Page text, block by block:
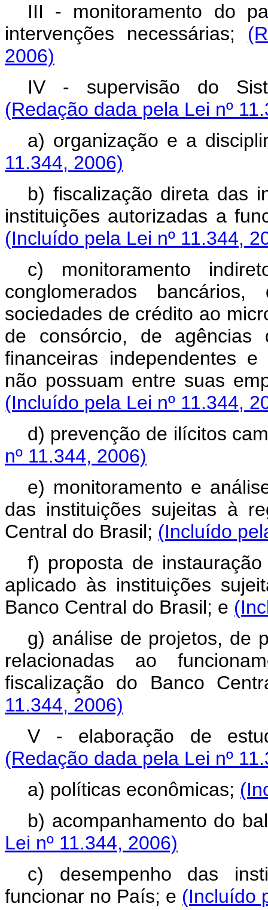
III - monitoramento do
intervenções necessárias;
2006)
IV - supervisão do
(Redação dada pela Lei nº
a) organização e a
11.344, 2006)
b) fiscalização direta das
instituições autorizadas a
(Incluído pela Lei nº 11.344,
c) monitoramento
conglomerados
sociedades de crédito ao
de consórcio, de agências
financeiras independentes
não possuam entre suas
(Incluído pela Lei nº 11.344,
d) prevenção de ilícitos
nº 11.344, 2006)
e) monitoramento e
das instituições sujeitas à
Central do Brasil; (Incluído
f) proposta de
aplicado às instituições
Banco Central do Brasil; e
g) análise de projetos, de
relacionadas ao
fiscalização do Banco
11.344, 2006)
V - elaboração de
(Redação dada pela Lei nº
a) políticas econômicas;
b) acompanhamento do
Lei nº 11.344, 2006)
c) desempenho das
funcionar no País; e (Incluído